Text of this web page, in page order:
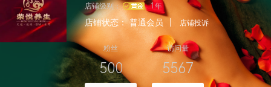
店铺级别： 1年
店铺状态：普通会员 店铺投诉
粉丝
500
访问量
5567